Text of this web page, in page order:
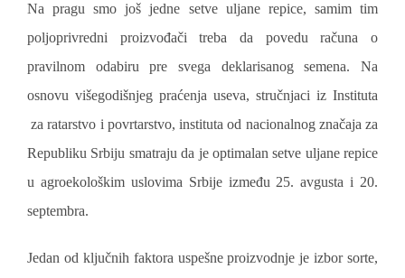
Na pragu smo još jedne setve uljane repice, samim tim
poljoprivredni proizvođači treba da povedu računa o
pravilnom odabiru pre svega deklarisanog semena. Na
osnovu višegodišnjeg praćenja useva, stručnjaci iz Instituta
za ratarstvo i povrtarstvo, instituta od nacionalnog značaja za
Republiku Srbiju smatraju da je optimalan setve uljane repice
u agroekološkim uslovima Srbije između 25. avgusta i 20.
septembra.
Jedan od ključnih faktora uspešne proizvodnje je izbor sorte,